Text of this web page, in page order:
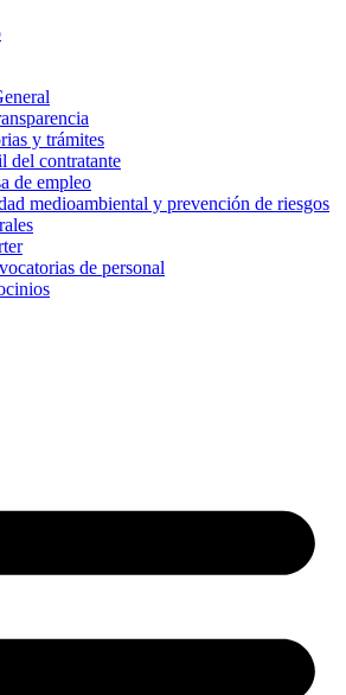
y trámites
del contratante
de empleo
medioambiental y prevención de riesgos
de personal